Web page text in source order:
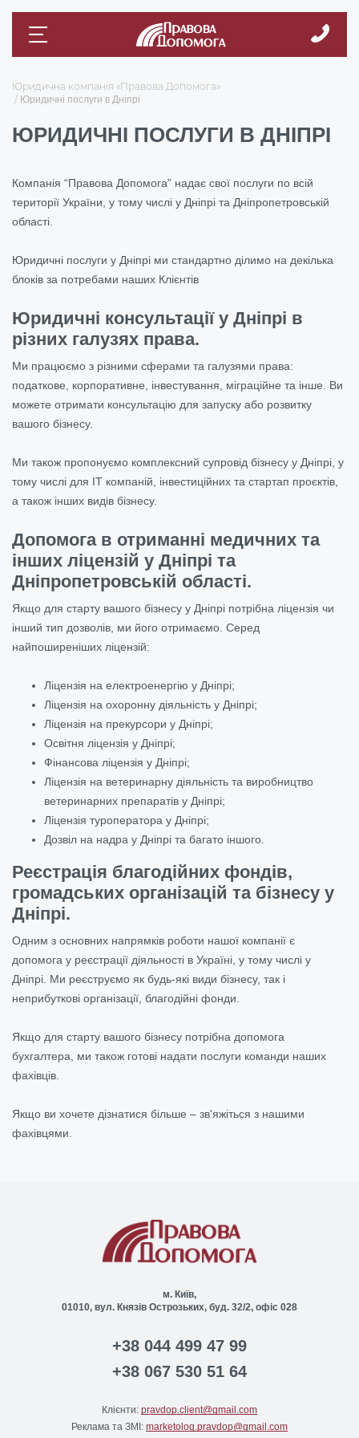
Юридична компанія «Правова Допомога»
Юридичні послуги в Дніпрі
ЮРИДИЧНІ ПОСЛУГИ В ДНІПРІ
Компанія “Правова Допомога” надає свої послуги по всій
території України, у тому числі у Дніпрі та Дніпропетровській
області.
Юридичні послуги у Дніпрі ми стандартно ділимо на декілька
блоків за потребами наших Клієнтів
Юридичні консультації у Дніпрі в
різних галузях права.
Ми працюємо з різними сферами та галузями права:
податкове, корпоративне, інвестування, міграційне та інше. Ви
можете отримати консультацію для запуску або розвитку
вашого бізнесу.
Ми також пропонуємо комплексний супровід бізнесу у Дніпрі, у
тому числі для ІТ компаній, інвестиційних та стартап проєктів,
а також інших видів бізнесу.
Допомога в отриманні медичних та
інших ліцензій у Дніпрі та
Дніпропетровській області.
Якщо для старту вашого бізнесу у Дніпрі потрібна ліцензія чи
інший тип дозволів, ми його отримаємо. Серед
найпоширеніших ліцензій:
Ліцензія на електроенергію у Дніпрі;
Ліцензія на охоронну діяльність у Дніпрі;
Ліцензія на прекурсори у Дніпрі;
Освітня ліцензія у Дніпрі;
Фінансова ліцензія у Дніпрі;
Ліцензія на ветеринарну діяльність та виробництво
ветеринарних препаратів у Дніпрі;
Ліцензія туроператора у Дніпрі;
Дозвіл на надра у Дніпрі та багато іншого.
Реєстрація благодійних фондів,
громадських організацій та бізнесу у
Дніпрі.
Одним з основних напрямків роботи нашої компанії є
допомога у реєстрації діяльності в Україні, у тому числі у
Дніпрі. Ми реєструємо як будь-які види бізнесу, так і
неприбуткові організації, благодійні фонди.
Якщо для старту вашого бізнесу потрібна допомога
бухгалтера, ми також готові надати послуги команди наших
фахівців.
Якщо ви хочете дізнатися більше – зв'яжіться з нашими
фахівцями.
м. Київ,
01010, вул. Князів Острозьких, буд. 32/2, офіс 028
+38 044 499 47 99
+38 067 530 51 64
Клієнти: pravdop.client@gmail.com
Реклама та ЗМІ: marketolog.pravdop@gmail.com